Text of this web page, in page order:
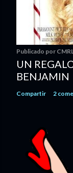
Publicado por
UN
BENJAMIN
Compartir 2